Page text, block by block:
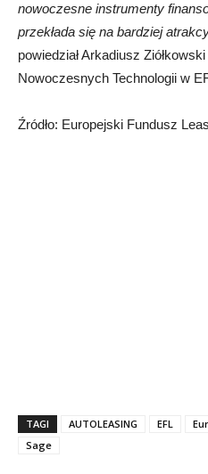
nowoczesne instrumenty
przekłada się na bardziej
powiedział Arkadiusz
Nowoczesnych Technologii w
Źródło: Europejski Fundusz
TAGI AUTOLEASING EFL
Sage